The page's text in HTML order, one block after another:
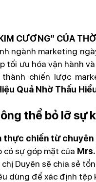
CƯƠNG” CỦA
ngành marketing
tối ưu hóa vận hành
chiến lược
Quả Nhờ Thấu
thể bỏ lỡ sự
thực chiến từ chuyên
có sự góp mặt của
chị Duyên sẽ chia sẻ
dùng để xác định tệp